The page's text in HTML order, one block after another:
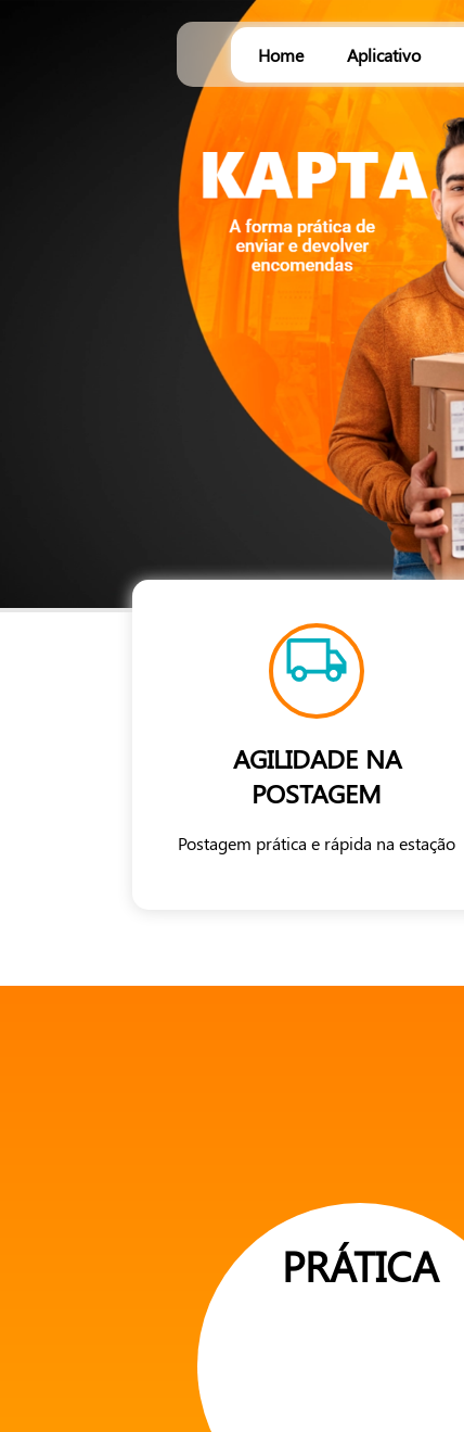
Home Aplicativo
AGILIDADE NA
POSTAGEM
Postagem prática e rápida na estação
PRÁTICA